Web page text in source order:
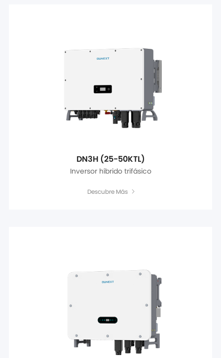
DN3H (25-50KTL)
Inversor híbrido trifásico
Descubre Más